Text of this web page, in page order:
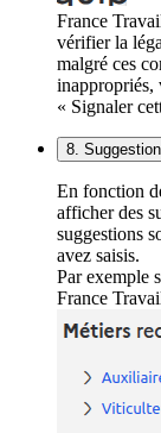
France
vérifier la
malgré ces
inappropriés,
« Signaler
8.
En fonction
afficher des
suggestions
avez saisis.
Par exemple
France